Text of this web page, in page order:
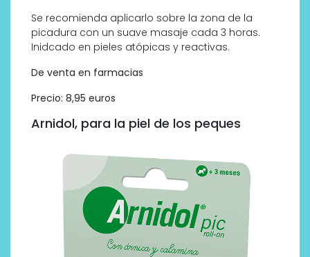
Se recomienda aplicarlo sobre la zona de la
picadura con un suave masaje cada 3 horas.
Inidcado en pieles atópicas y reactivas.
De venta en farmacias
Precio: 8,95 euros
Arnidol, para la piel de los peques